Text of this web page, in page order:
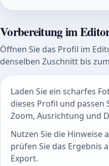
Vorbereitung im
Öffnen Sie das Profil im
denselben Zuschnitt bis
Laden Sie ein scharfes
dieses Profil und passen
Zoom, Ausrichtung und
Nutzen Sie die Hinweise
prüfen Sie das Ergebnis
Export.